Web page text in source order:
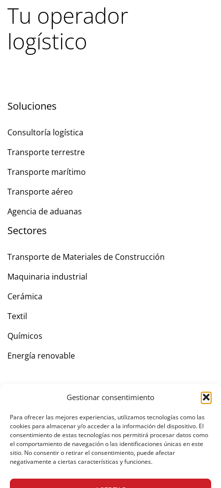
Gestionar consentimiento
Para ofrecer las mejores experiencias, utilizamos tecnologías como las
cookies para almacenar y/o acceder a la información del dispositivo. El
consentimiento de estas tecnologías nos permitirá procesar datos como
el comportamiento de navegación o las identificaciones únicas en este
sitio. No consentir o retirar el consentimiento, puede afectar
negativamente a ciertas características y funciones.
Tu operador
logístico
Soluciones
Consultoría logística
Transporte terrestre
Transporte marítimo
Transporte aéreo
Agencia de aduanas
Sectores
Transporte de Materiales de Construcción
Maquinaria industrial
Cerámica
Textil
Químicos
Energía renovable
Contacto
Área privada